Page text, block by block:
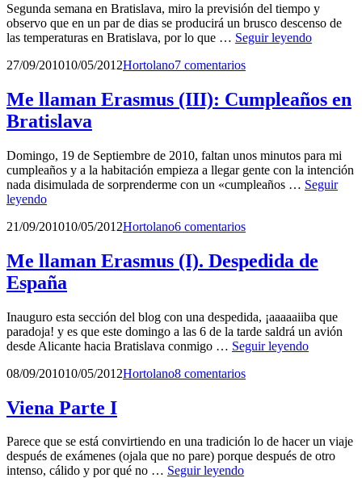
Segunda semana en Bratislava, miro la previsión del tiempo y
observo que en un par de dias se producirá un brusco descenso de
las temperaturas en Bratislava, por lo que … Seguir leyendoMe
Bratislava
Publicado
27/09/201010/05/2012por
Hortolano7 comentarios
Me llaman Erasmus (III): Cumpleaños en
Bratislava
Domingo, 19 de Septiembre de 2010, faltan unos minutos para mi
cumpleaños y a la habitación empieza a llegar gente con la intención
nada disimulada de sorprenderme con un «cumpleaños … Seguir
leyendoMe
Erasmus
Cumpleaños
en
Bratislava
Publicado
21/09/201010/05/2012por
Hortolano6 comentarios
Me llaman Erasmus (I). Despedida de
España
Inauguro esta sección del blog con una despedida, ¡aaaaaiiba que
paradoja! y es que este domingo a las 6 de la tarde saldrá un avión
desde Alicante hacia Bratislava conmigo … Seguir leyendoMe
Publicado
08/09/201010/05/2012por
Hortolano8 comentarios
Viena Parte I
Parece que se está convirtiendo en una tradición lo de hacer un viaje
después de exámenes (ojala que no pare) porque después de otro
intenso, cálido y por qué no … Seguir leyendoViena